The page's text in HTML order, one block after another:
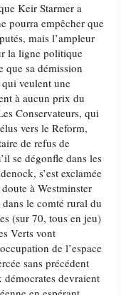
Keir Starmer a
pourra empêcher que
mais l’ampleur
la ligne politique
que sa démission
veulent une
à aucun prix du
Conservateurs, qui
vers le Reform,
de refus de
se dégonfle dans les
s’est exclamée
à Westminster
le comté rural du
(sur 70, tous en jeu)
Verts vont
de l’espace
sans précédent
devraient